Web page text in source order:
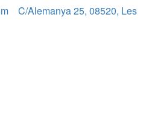
C/Alemanya 25, 08520, Les